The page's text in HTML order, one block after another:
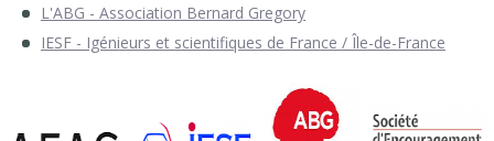
L'ABG - Association Bernard Gregory
IESF - Igénieurs et scientifiques de France / Île-de-France